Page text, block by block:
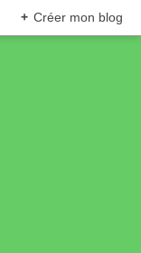
+ Créer mon blog